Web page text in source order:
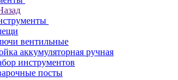
вентильные
аккумуляторная ручная
инструментов
посты